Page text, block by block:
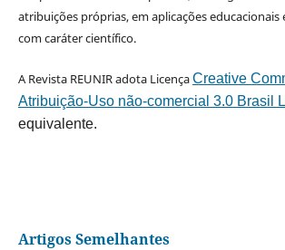
atribuições próprias, em aplicações educacionais
com caráter científico.
A Revista REUNIR adota LicençaCreative
Atribuição-Uso não-comercial 3.0 Brasil
equivalente.
Artigos Semelhantes